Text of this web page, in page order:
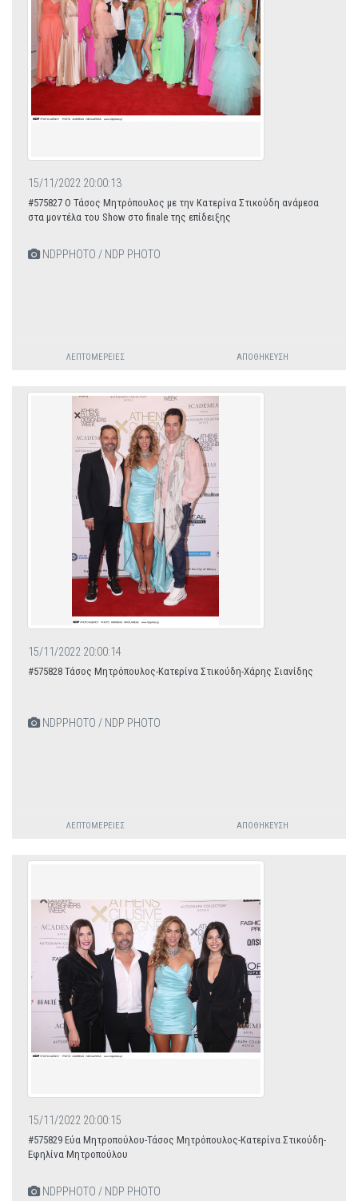
15/11/2022 20:00:13
#575827 Ο Τάσος Μητρόπουλος με την Κατερίνα Στικούδη ανάμεσα
στα μοντέλα του Show στο finale της επίδειξης
NDPPHOTO / NDP PHOTO
ΛΕΠΤΟΜΈΡΕΙΕΣ ΑΠΟΘΉΚΕΥΣΗ
15/11/2022 20:00:14
#575828 Τάσος Μητρόπουλος-Κατερίνα Στικούδη-Χάρης Σιανίδης
NDPPHOTO / NDP PHOTO
ΛΕΠΤΟΜΈΡΕΙΕΣ ΑΠΟΘΉΚΕΥΣΗ
15/11/2022 20:00:15
#575829 Εύα Μητροπούλου-Τάσος Μητρόπουλος-Κατερίνα Στικούδη-
Εφηλίνα Μητροπούλου
NDPPHOTO / NDP PHOTO